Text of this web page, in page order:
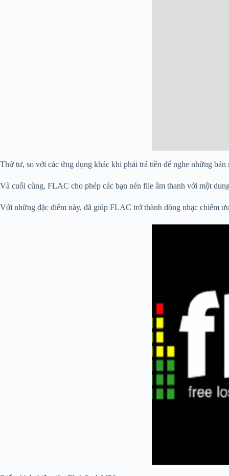
Thứ tư, so với các ứng dụng khác khi phải trả tiền để nghe những
Và cuối cùng, FLAC cho phép các bạn nén file âm thanh với một
Với những đặc điểm này, đã giúp FLAC trở thành dòng nhạc chiếm